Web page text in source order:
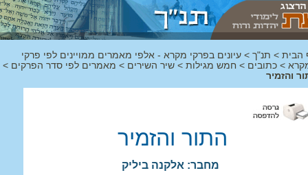
הבית > תנ"ך > עיונים בפרקי מקרא - אלפי מאמרים ממויינים לפי פרקי
> כתובים > חמש מגילות > שיר השירים > מאמרים לפי סדר הפרקים >
והזמיר
התור והזמיר
מחבר: אלקנה ביליק